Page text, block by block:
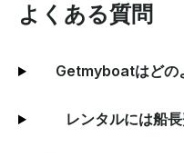
よくある質問
Getmyboatはどの
レンタルには船